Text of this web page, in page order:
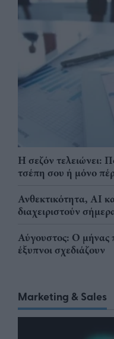
Η σεζόν τελειώνει:
τσέπη σου ή μόνο
Ανθεκτικότητα, AI
διαχειριστούν
Αύγουστος: Ο μήνας
έξυπνοι σχεδιάζουν
Marketing & Sales